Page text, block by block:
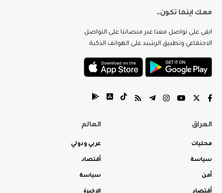
معك اينما تكون..
ابقى على تواصل معنا عبر منصاتنا على التواصل
الاجتماعي وتطبيق الرشيد على الهواتف الذكية.
العراق
محليات
سياسة
أمن
العالم
عربي ودولي
أقتصاد
سياسة